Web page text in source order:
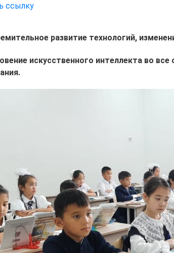
ссылку
развитие технологий,
искусственного интеллекта во